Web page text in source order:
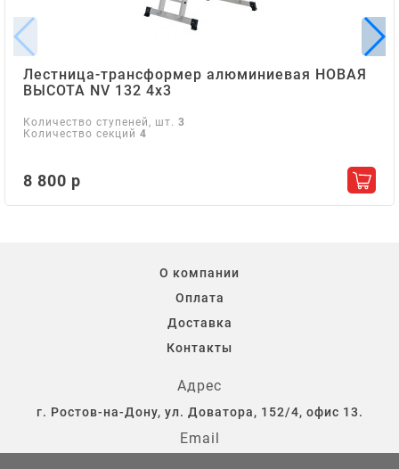
Лестница-трансформер алюминиевая НОВАЯ
ВЫСОТА NV 132 4х3
Количество ступеней, шт. 3
Количество секций 4
8 800 р
О компании
Оплата
Доставка
Контакты
Адрес
г. Ростов-на-Дону, ул. Доватора, 152/4, офис 13.
Email